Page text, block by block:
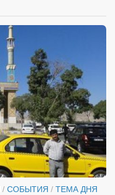
/ СОБЫТИЯ / ТЕМА ДНЯ